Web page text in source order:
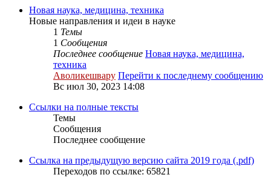
Новая наука, медицина, техника
Новые направления и идеи в науке
1 Темы
1 Сообщения
Последнее сообщение Новая наука, медицина,
техника
Аволикешвару Перейти к последнему сообщению
Вс июл 30, 2023 14:08
Ссылки на полные тексты
Темы
Сообщения
Последнее сообщение
Ссылка на предыдущую версию сайта 2019 года (.pdf)
Переходов по ссылке: 65821